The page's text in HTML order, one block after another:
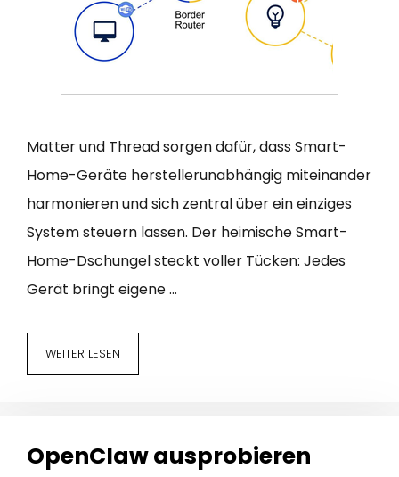
Matter und Thread sorgen dafür, dass Smart-
Home-Geräte herstellerunabhängig miteinander
harmonieren und sich zentral über ein einziges
System steuern lassen. Der heimische Smart-
Home-Dschungel steckt voller Tücken: Jedes
Gerät bringt eigene …
WEITER LESEN
OpenClaw ausprobieren